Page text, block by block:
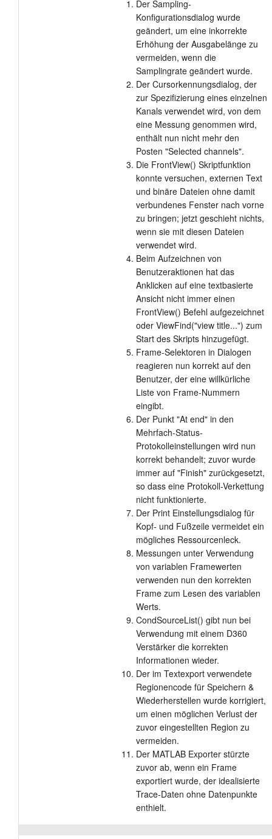
Der Sampling-
Konfigurationsdialog wurde
geändert, um eine inkorrekte
Erhöhung der Ausgabelänge zu
vermeiden, wenn die
Samplingrate geändert wurde.
Der Cursorkennungsdialog, der
zur Spezifizierung eines einzelnen
Kanals verwendet wird, von dem
eine Messung genommen wird,
enthält nun nicht mehr den
Posten "Selected channels".
Die FrontView() Skriptfunktion
konnte versuchen, externen Text
und binäre Dateien ohne damit
verbundenes Fenster nach vorne
zu bringen; jetzt geschieht nichts,
wenn sie mit diesen Dateien
verwendet wird.
Beim Aufzeichnen von
Benutzeraktionen hat das
Anklicken auf eine textbasierte
Ansicht nicht immer einen
FrontView() Befehl aufgezeichnet
oder ViewFind("view title...") zum
Start des Skripts hinzugefügt.
Frame-Selektoren in Dialogen
reagieren nun korrekt auf den
Benutzer, der eine willkürliche
Liste von Frame-Nummern
eingibt.
Der Punkt "At end" in den
Mehrfach-Status-
Protokolleinstellungen wird nun
korrekt behandelt; zuvor wurde
immer auf "Finish" zurückgesetzt,
so dass eine Protokoll-Verkettung
nicht funktionierte.
Der Print Einstellungsdialog für
Kopf- und Fußzeile vermeidet ein
mögliches Ressourcenleck.
Messungen unter Verwendung
von variablen Framewerten
verwenden nun den korrekten
Frame zum Lesen des variablen
Werts.
CondSourceList() gibt nun bei
Verwendung mit einem D360
Verstärker die korrekten
Informationen wieder.
Der im Textexport verwendete
Regionencode für Speichern &
Wiederherstellen wurde korrigiert,
um einen möglichen Verlust der
zuvor eingestellten Region zu
vermeiden.
Der MATLAB Exporter stürzte
zuvor ab, wenn ein Frame
exportiert wurde, der idealisierte
Trace-Daten ohne Datenpunkte
enthielt.